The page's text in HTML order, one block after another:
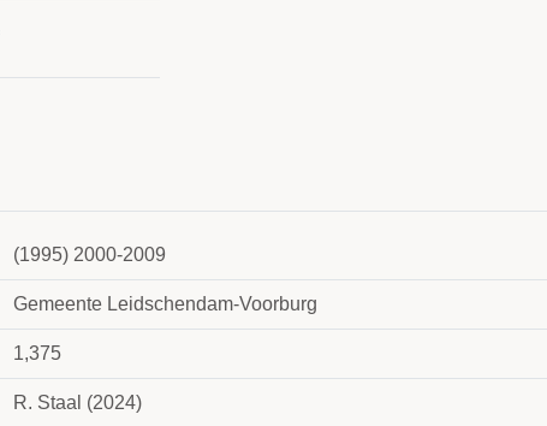
(1995) 2000-2009
Gemeente Leidschendam-Voorburg
1,375
R. Staal (2024)